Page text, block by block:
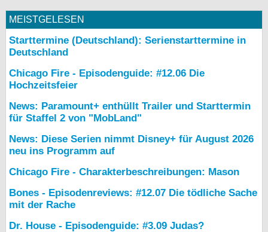
MEISTGELESEN
Starttermine (Deutschland): Serienstarttermine in
Deutschland
Chicago Fire - Episodenguide: #12.06 Die
Hochzeitsfeier
News: Paramount+ enthüllt Trailer und Starttermin
für Staffel 2 von "MobLand"
News: Diese Serien nimmt Disney+ für August 2026
neu ins Programm auf
Chicago Fire - Charakterbeschreibungen: Mason
Bones - Episodenreviews: #12.07 Die tödliche Sache
mit der Rache
Dr. House - Episodenguide: #3.09 Judas?